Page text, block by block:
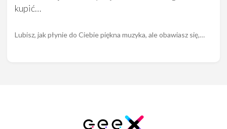
kupić…
Lubisz, jak płynie do Ciebie piękna muzyka, ale obawiasz się,…